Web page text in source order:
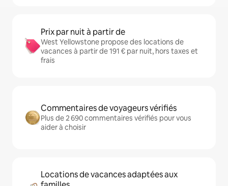
Prix par nuit à partir de
West Yellowstone propose des locations de
vacances à partir de 191 € par nuit, hors taxes et
frais
Commentaires de voyageurs vérifiés
Plus de 2 690 commentaires vérifiés pour vous
aider à choisir
Locations de vacances adaptées aux